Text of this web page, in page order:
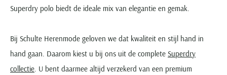
Superdry polo biedt de ideale mix van elegantie en gemak.
Bij Schulte Herenmode geloven we dat kwaliteit en stijl hand in
hand gaan. Daarom kiest u bij ons uit de complete Superdry
collectie. U bent daarmee altijd verzekerd van een premium